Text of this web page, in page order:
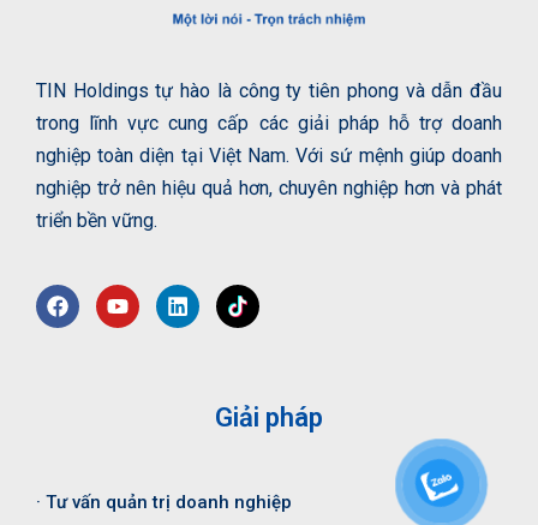
TIN Holdings tự hào là công ty tiên phong và dẫn đầu
trong lĩnh vực cung cấp các giải pháp hỗ trợ doanh
nghiệp toàn diện tại Việt Nam. Với sứ mệnh giúp doanh
nghiệp trở nên hiệu quả hơn, chuyên nghiệp hơn và phát
triển bền vững.
Giải pháp
· Tư vấn quản trị doanh nghiệp